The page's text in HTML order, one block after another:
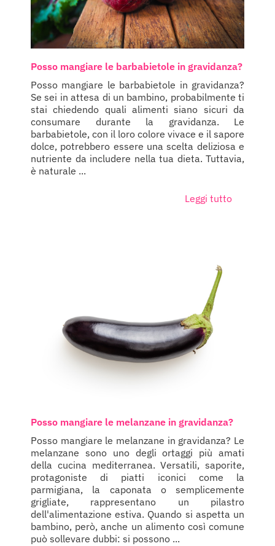
Posso mangiare le barbabietole in gravidanza?
Posso mangiare le barbabietole in gravidanza?
Se sei in attesa di un bambino, probabilmente ti
stai chiedendo quali alimenti siano sicuri da
consumare durante la gravidanza. Le
barbabietole, con il loro colore vivace e il sapore
dolce, potrebbero essere una scelta deliziosa e
nutriente da includere nella tua dieta. Tuttavia,
è naturale ...
Leggi tutto
Posso mangiare le melanzane in gravidanza?
Posso mangiare le melanzane in gravidanza? Le
melanzane sono uno degli ortaggi più amati
della cucina mediterranea. Versatili, saporite,
protagoniste di piatti iconici come la
parmigiana, la caponata o semplicemente
grigliate, rappresentano un pilastro
dell'alimentazione estiva. Quando si aspetta un
bambino, però, anche un alimento così comune
può sollevare dubbi: si possono ...